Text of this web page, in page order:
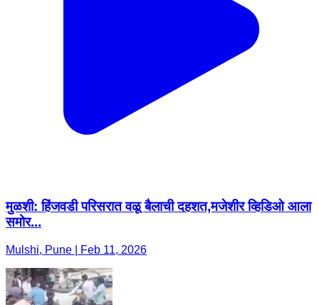
मुळशी: हिंजवडी परिसरात वळू बैलाची दहशत,मजेशीर व्हिडिओ आला
समोर...
Mulshi, Pune | Feb 11, 2026